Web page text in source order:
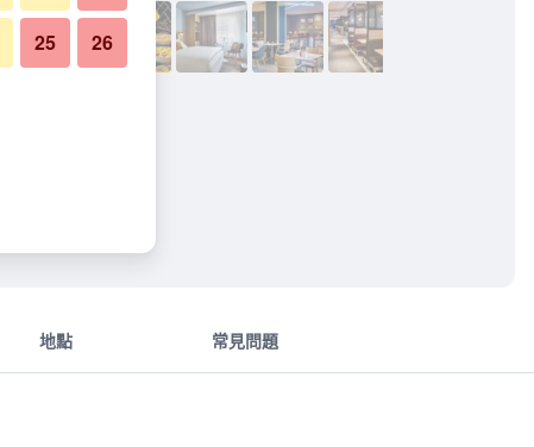
地點 常見問題
25 26